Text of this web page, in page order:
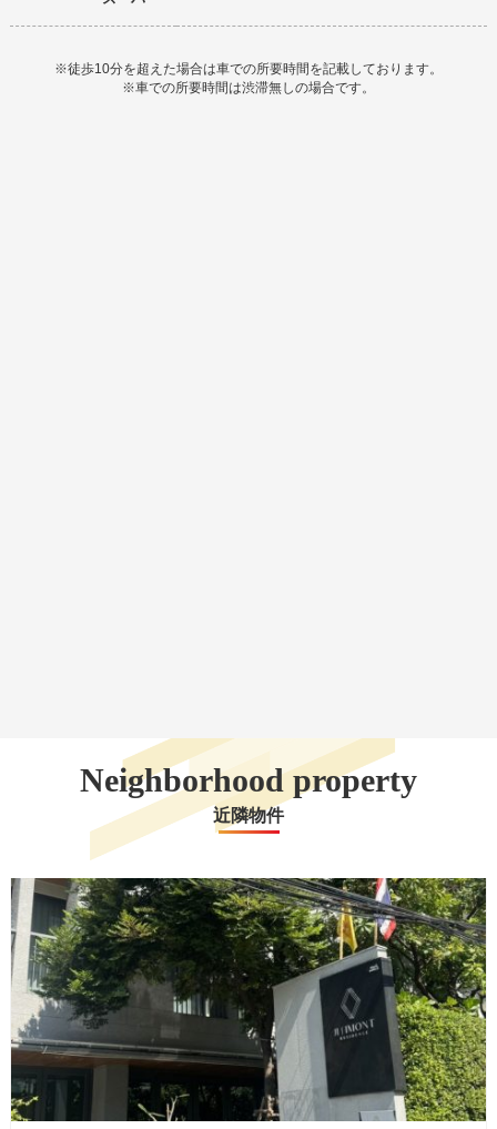
※徒歩10分を超えた場合は車での所要時間を記載しております。
※車での所要時間は渋滞無しの場合です。
Neighborhood property
近隣物件